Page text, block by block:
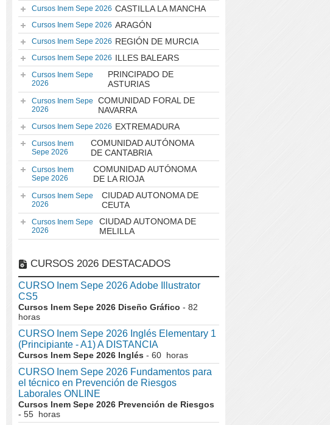
Cursos Inem Sepe 2026 CASTILLA LA MANCHA
Cursos Inem Sepe 2026 ARAGÓN
Cursos Inem Sepe 2026 REGIÓN DE MURCIA
Cursos Inem Sepe 2026 ILLES BALEARS
Cursos Inem Sepe
2026
PRINCIPADO DE
ASTURIAS
Cursos Inem Sepe
2026
COMUNIDAD FORAL DE
NAVARRA
Cursos Inem Sepe 2026 EXTREMADURA
Cursos Inem
Sepe 2026
COMUNIDAD AUTÓNOMA
DE CANTABRIA
Cursos Inem
Sepe 2026
COMUNIDAD AUTÓNOMA
DE LA RIOJA
Cursos Inem Sepe
2026
CIUDAD AUTONOMA DE
CEUTA
Cursos Inem Sepe
2026
CIUDAD AUTONOMA DE
MELILLA
CURSOS 2026 DESTACADOS
CURSO Inem Sepe 2026 Adobe Illustrator
CS5
Cursos Inem Sepe 2026 Diseño Gráfico - 82
horas
CURSO Inem Sepe 2026 Inglés Elementary 1
(Principiante - A1) A DISTANCIA
Cursos Inem Sepe 2026 Inglés - 60 horas
CURSO Inem Sepe 2026 Fundamentos para
el técnico en Prevención de Riesgos
Laborales ONLINE
Cursos Inem Sepe 2026 Prevención de Riesgos
- 55 horas